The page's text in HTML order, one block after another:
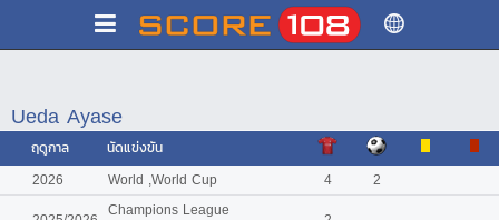
Ueda Ayase
ฤดูกาล
นัดแข่งขัน
2026
World ,World Cup 4
2
Champions League